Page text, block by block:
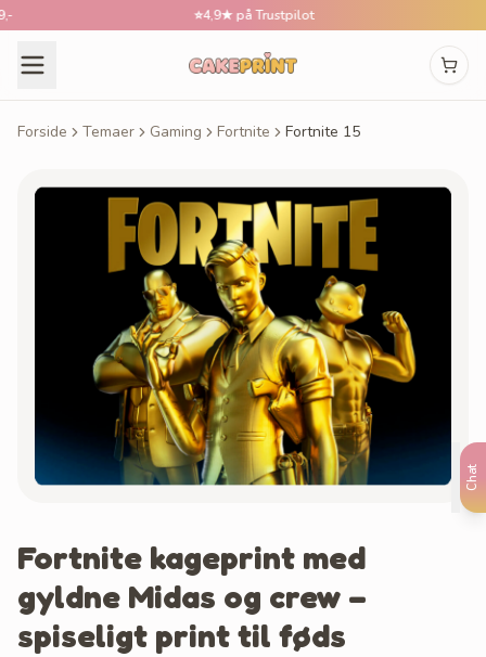
Chat
4,9★ på Trustpilot
Forside Temaer Gaming Fortnite Fortnite 15
Fortnite kageprint med
gyldne Midas og crew –
spiseligt print til føds